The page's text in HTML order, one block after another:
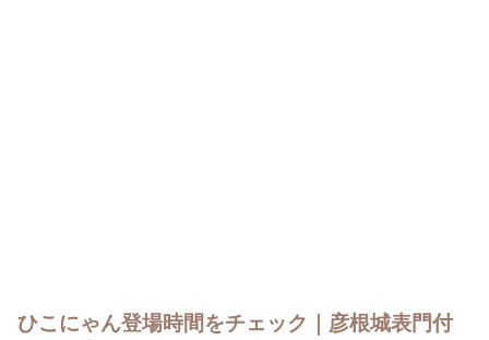
ひこにゃん登場時間をチェック｜彦根城表門付